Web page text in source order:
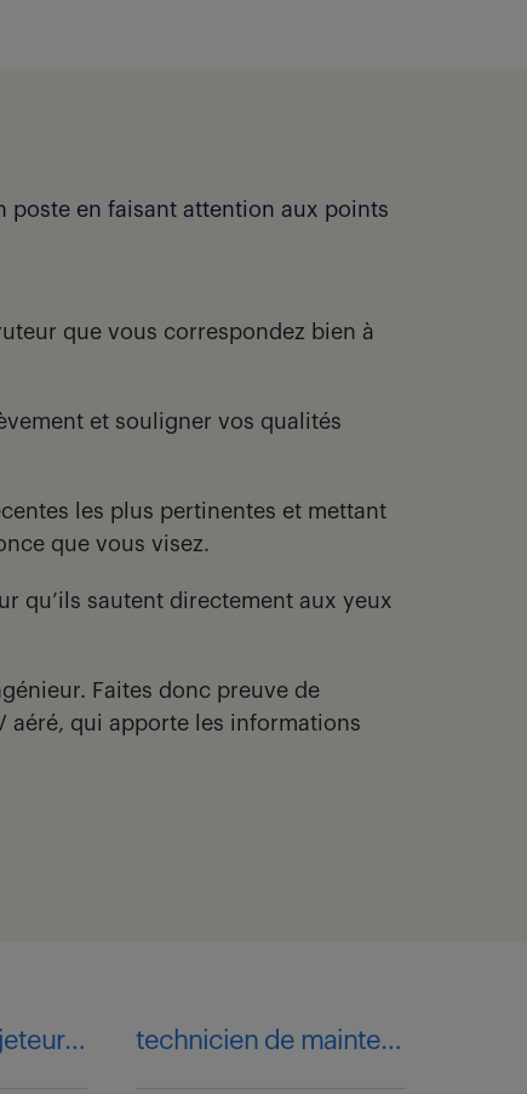
poste en faisant attention aux points
que vous correspondez bien à
et souligner vos qualités
les plus pertinentes et mettant
que vous visez.
qu’ils sautent directement aux yeux
Faites donc preuve de
aéré, qui apporte les informations
dessinateur-projeteur mécanique technicien de maintenance